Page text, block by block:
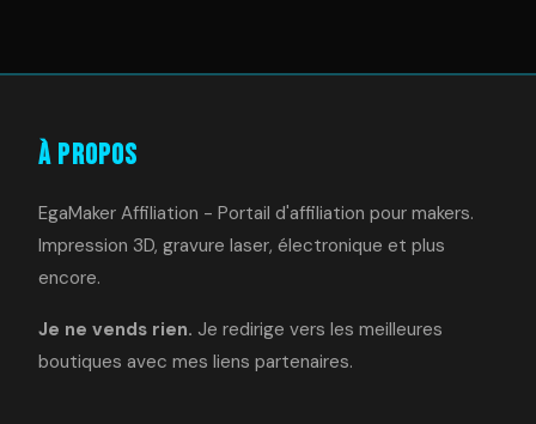
À Propos
EgaMaker Affiliation - Portail d'affiliation pour makers.
Impression 3D, gravure laser, électronique et plus
encore.
Je ne vends rien. Je redirige vers les meilleures
boutiques avec mes liens partenaires.